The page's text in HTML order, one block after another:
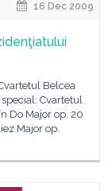
16 Dec 2009
Belcea
Cvartetul
Do Major op. 20
Major op.